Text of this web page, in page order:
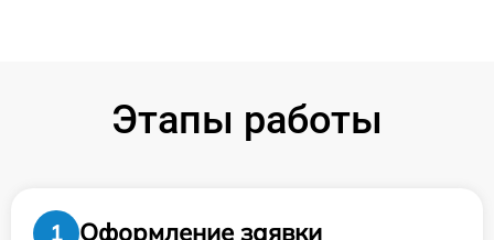
Этапы работы
1
Оформление заявки